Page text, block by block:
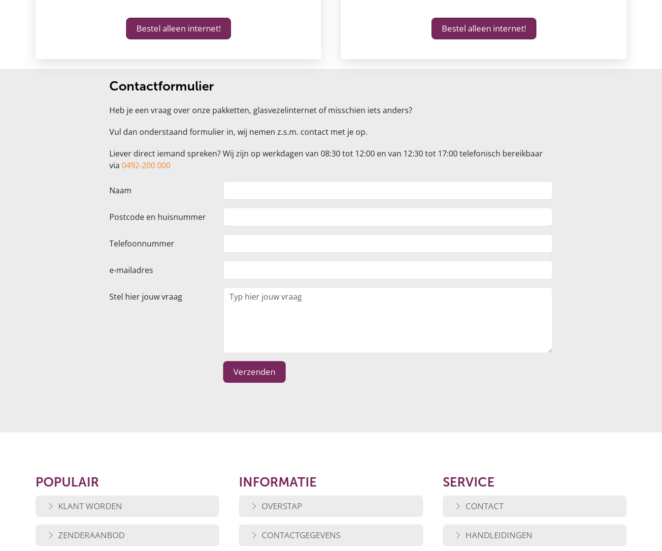
Bestel alleen internet! Bestel alleen internet!
Contactformulier
Heb je een vraag over onze pakketten, glasvezelinternet of misschien iets anders?
Vul dan onderstaand formulier in, wij nemen z.s.m. contact met je op.
Liever direct iemand spreken? Wij zijn op werkdagen van 08:30 tot 12:00 en van 12:30 tot 17:00 telefonisch bereikbaar
via 0492-200 000
Naam
Postcode en huisnummer
Telefoonnummer
e-mailadres
Stel hier jouw vraag
Verzenden
POPULAIR
KLANT WORDEN
ZENDERAANBOD
INFORMATIE
OVERSTAP
CONTACTGEGEVENS
SERVICE
CONTACT
HANDLEIDINGEN